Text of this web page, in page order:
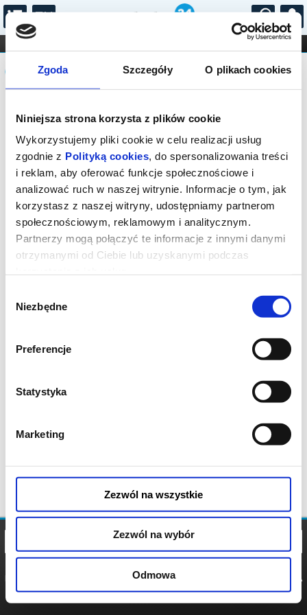
Zgoda Szczegóły O plikach cookies
Niniejsza strona korzysta z plików cookie
Wykorzystujemy pliki cookie w celu realizacji usług
zgodnie z Polityką cookies, do spersonalizowania treści
i reklam, aby oferować funkcje społecznościowe i
analizować ruch w naszej witrynie. Informacje o tym, jak
korzystasz z naszej witryny, udostępniamy partnerom
społecznościowym, reklamowym i analitycznym.
Partnerzy mogą połączyć te informacje z innymi danymi
otrzymanymi od Ciebie lub uzyskanymi podczas
zgody
Niezbędne
Preferencje
Statystyka
Marketing
Zezwól na wszystkie
Zezwól na wybór
Odmowa
...
FILHARMONIA OPERA I BALET
STAND-UP
DLA DZIECI
Komunikat
Sprzedaż on-line została zakończona,
sprawdź dostępność biletów w kasach
instytucji.
POLITYKA
POLITYKA